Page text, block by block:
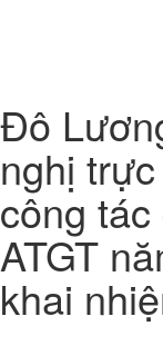
Đô
nghị
công
ATGT
khai